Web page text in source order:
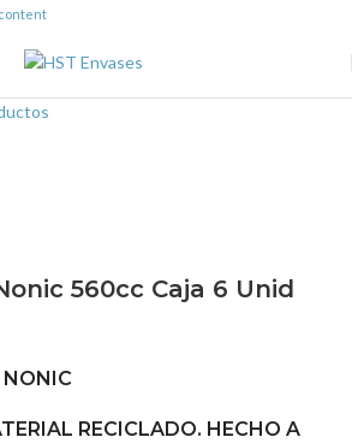
560cc Caja 6 Unid
NONIC
RECICLADO. HECHO A